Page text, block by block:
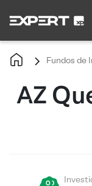
Fundos de
AZ